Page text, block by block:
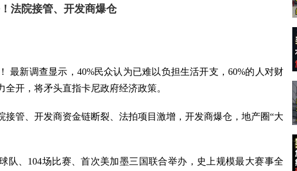
法院接管、开发商爆仓
最新调查显示，40%民众认为已难以负担生活开支，60%的人对财
开，将矛头直指卡尼政府经济政策。
接管、开发商资金链断裂、法拍项目激增，开发商爆仓，地产圈“大
队、104场比赛、首次美加墨三国联合举办，史上规模最大赛事全